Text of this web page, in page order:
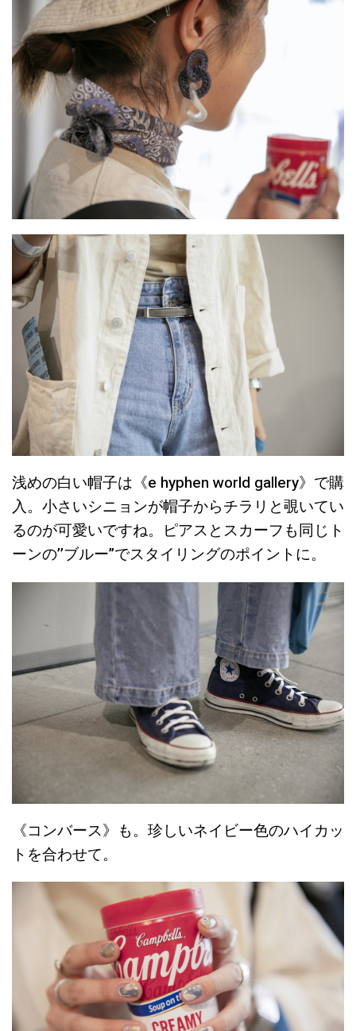
浅めの白い帽子は《e hyphen world gallery》で購
入。小さいシニョンが帽子からチラリと覗いてい
るのが可愛いですね。ピアスとスカーフも同じト
ーンの’’ブルー”でスタイリングのポイントに。
《コンバース》も。珍しいネイビー色のハイカッ
トを合わせて。